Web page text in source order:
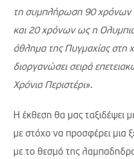
τη συμπλήρωση 90 χρόνων
και 20 χρόνων ως η
άθλημα της Πυγμαχίας στη
διοργανώσει σειρά
Χρόνια Περιστέρι».
Η έκθεση θα μας ταξιδέψει
με στόχο να προσφέρει μια
με το θεσμό της